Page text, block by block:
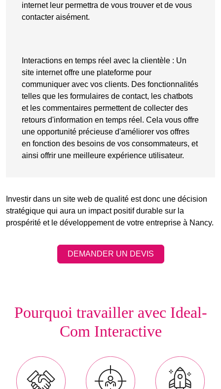
internet leur permettra de vous trouver et de vous
contacter aisément.
Interactions en temps réel avec la clientèle : Un
site internet offre une plateforme pour
communiquer avec vos clients. Des fonctionnalités
telles que les formulaires de contact, les chatbots
et les commentaires permettent de collecter des
retours d'information en temps réel. Cela vous offre
une opportunité précieuse d'améliorer vos offres
en fonction des besoins de vos consommateurs, et
ainsi offrir une meilleure expérience utilisateur.
Investir dans un site web de qualité est donc une décision
stratégique qui aura un impact positif durable sur la
prospérité et le développement de votre entreprise à Nancy.
DEMANDER UN DEVIS
Pourquoi travailler avec Ideal-
Com Interactive